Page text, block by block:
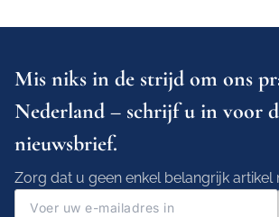
Mis niks in de strijd om ons
Nederland – schrijf u in voor
nieuwsbrief.
Zorg dat u geen enkel belangrijk artikel